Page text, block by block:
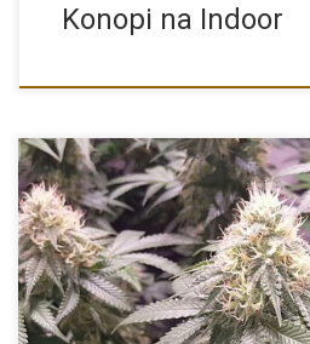
Konopi na Indoor
Jednymi z najpopularniejszych i
odmian konopi na świecie […]